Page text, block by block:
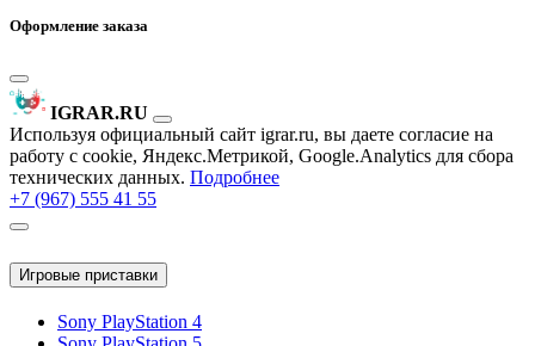
Оформление заказа
IGRAR.RU
Используя официальный сайт igrar.ru, вы даете согласие на
работу с cookie, Яндекс.Метрикой, Google.Analytics для сбора
технических данных. Подробнее
+7 (967) 555 41 55
Игровые приставки
Sony PlayStation 4